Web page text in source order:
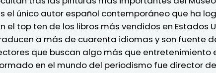
el único autor español contemporáneo que ha
el top ten de los libros más vendidos en Estados
a más de cuarenta idiomas y son fuente
que buscan algo más que entretenimiento
en el mundo del periodismo fue director